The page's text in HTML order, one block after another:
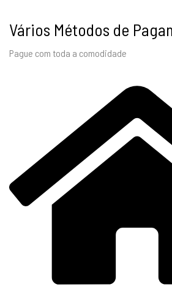
Vários Métodos de
Pague com toda a comodidade